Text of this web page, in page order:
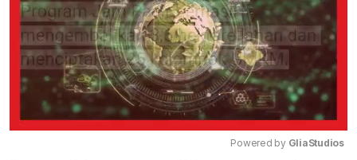
Powered by GliaStudios